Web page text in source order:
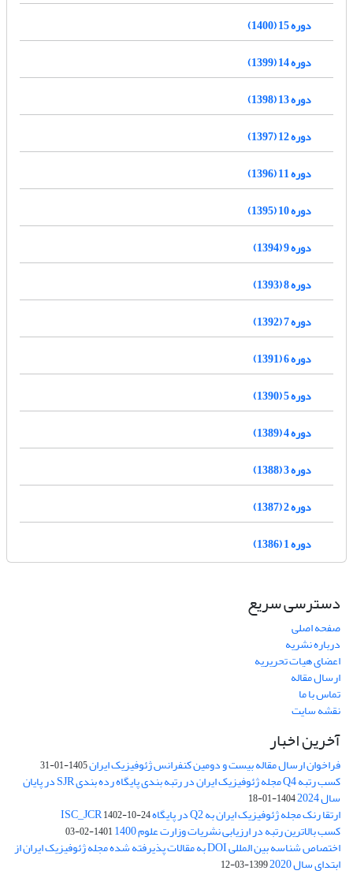
دوره 15 (1400)
دوره 14 (1399)
دوره 13 (1398)
دوره 12 (1397)
دوره 11 (1396)
دوره 10 (1395)
دوره 9 (1394)
دوره 8 (1393)
دوره 7 (1392)
دوره 6 (1391)
دوره 5 (1390)
دوره 4 (1389)
دوره 3 (1388)
دوره 2 (1387)
دوره 1 (1386)
دسترسی سریع
صفحه اصلی
درباره نشریه
اعضای هیات تحریریه
ارسال مقاله
تماس با ما
نقشه سایت
آخرین اخبار
فراخوان ارسال مقاله بیست و دومین کنفرانس ژئوفیزیک ایران1405-01-31
کسب رتبه Q4 مجله ژئوفیزیک ایران در رتبه بندی پایگاه رده بندی SJR در پایان
سال 2024 1404-01-18
ارتقا رنک مجله ژئوفیزیک ایران به Q2 در پایگاه ISC_JCR 1402-10-24
کسب بالاترین رتبه در ارزیابی نشریات وزارت علوم 1400 1401-02-03
اختصاص شناسه بین المللی DOI به مقالات پذیرفته شده مجله ژئوفیزیک ایران از
ابتدای سال 2020 1399-03-12